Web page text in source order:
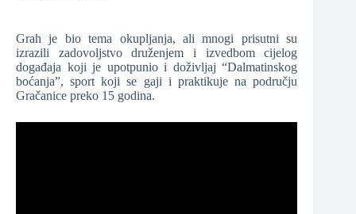
Grah je bio tema okupljanja, ali mnogi prisutni su
izrazili zadovoljstvo druženjem i izvedbom cijelog
događaja koji je upotpunio i doživljaj “Dalmatinskog
boćanja”, sport koji se gaji i praktikuje na području
Gračanice preko 15 godina.